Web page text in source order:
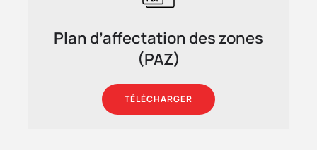
Plan d’affectation des zones
(PAZ)
TÉLÉCHARGER